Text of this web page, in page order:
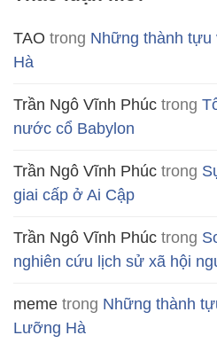
TAO trong Những thành tựu
Hà
Trần Ngô Vĩnh Phúc trong
nước cổ Babylon
Trần Ngô Vĩnh Phúc trong
giai cấp ở Ai Cập
Trần Ngô Vĩnh Phúc trong
nghiên cứu lịch sử xã hội
meme trong Những thành
Lưỡng Hà